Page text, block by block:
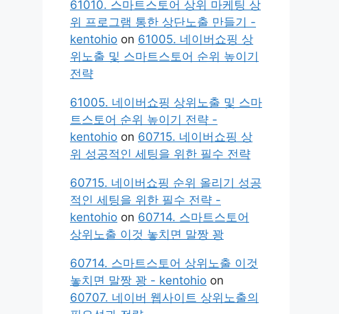
61010. 스마트스토어 상위 마케팅 상
위 프로그램 통한 상단노출 만들기 -
kentohio on 61005. 네이버쇼핑 상
위노출 및 스마트스토어 순위 높이기
전략
61005. 네이버쇼핑 상위노출 및 스마
트스토어 순위 높이기 전략 -
kentohio on 60715. 네이버쇼핑 상
위 성공적인 세팅을 위한 필수 전략
60715. 네이버쇼핑 순위 올리기 성공
적인 세팅을 위한 필수 전략 -
kentohio on 60714. 스마트스토어
상위노출 이것 놓치면 말짱 꽝
60714. 스마트스토어 상위노출 이것
놓치면 말짱 꽝 - kentohio on
60707. 네이버 웹사이트 상위노출의